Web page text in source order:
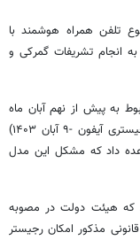
تلفن همراه هوشمند با
انجام تشریفات گمرکی و
به پیش از نهم آبان ماه
واردات و تعرفه رجیستری آیفون -۹ آبان ۱۴۰۳)
داد که مشکل این مدل
مذکور امکان رجیستر